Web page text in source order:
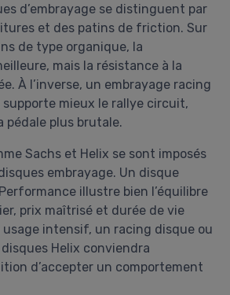
d’embrayage se distinguent par
et des patins de friction. Sur
de type organique, la
mais la résistance à la
À l’inverse, un embrayage racing
mieux le rallye circuit,
pédale plus brutale.
Sachs et Helix se sont imposés
embrayage. Un disque
illustre bien l’équilibre
prix maîtrisé et durée de vie
usage intensif, un racing disque ou
Helix conviendra
d’accepter un comportement